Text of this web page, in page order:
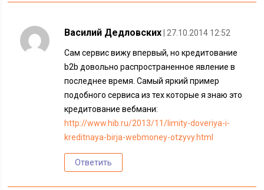
Василий Дедловских | 27.10.2014 12:52
Сам сервис вижу впервый, но кредитование
b2b довольно распространенное явление в
последнее время. Самый яркий пример
подобного сервиса из тех которые я знаю это
кредитование вебмани:
http://www.hib.ru/2013/11/limity-doveriya-i-
kreditnaya-birja-webmoney-otzyvy.html
Ответить